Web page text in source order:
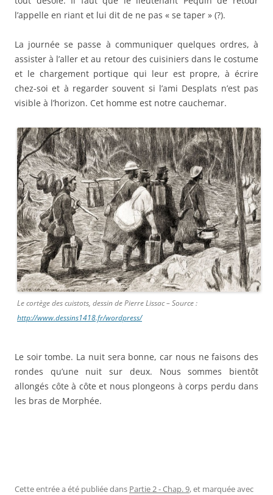
l’appelle en riant et lui dit de ne pas « se taper » (?).
La journée se passe à communiquer quelques ordres, à
assister à l’aller et au retour des cuisiniers dans le costume
et le chargement portique qui leur est propre, à écrire
chez-soi et à regarder souvent si l’ami Desplats n’est pas
visible à l’horizon. Cet homme est notre cauchemar.
Le cortège des cuistots, dessin de Pierre Lissac – Source :
http://www.dessins1418.fr/wordpress/
Le soir tombe. La nuit sera bonne, car nous ne faisons des
rondes qu’une nuit sur deux. Nous sommes bientôt
allongés côte à côte et nous plongeons à corps perdu dans
les bras de Morphée.
Cette entrée a été publiée dans Partie 2 - Chap. 9, et marquée avec